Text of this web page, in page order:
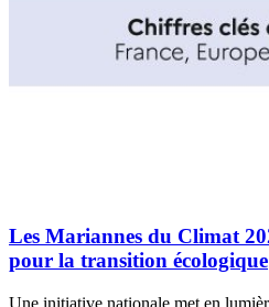
Les Mariannes du Climat
pour la transition écologique
Une initiative nationale met en